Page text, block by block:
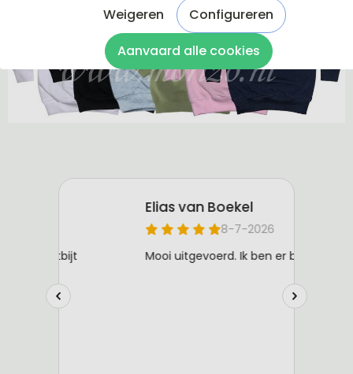
Weigeren
Configureren
Aanvaard alle cookies